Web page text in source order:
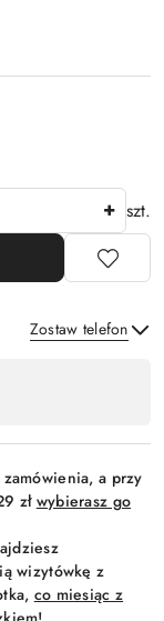
szt.
Zostaw telefon
a przy
zł wybierasz go
wizytówkę z
co miesiąc z